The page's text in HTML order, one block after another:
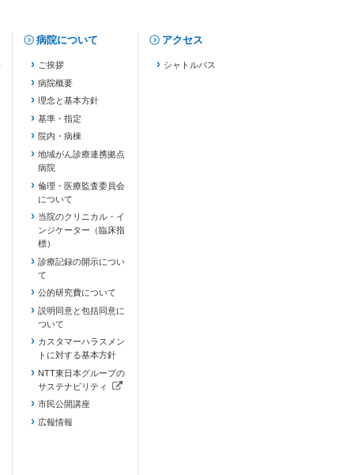
病院について
ご挨拶
病院概要
理念と基本方針
基準・指定
院内・病棟
地域がん診療連携拠点
病院
倫理・医療監査委員会
について
当院のクリニカル・イ
ンジケーター（臨床指
標）
診療記録の開示につい
て
公的研究費について
説明同意と包括同意に
ついて
カスタマーハラスメン
トに対する基本方針
NTT東日本グループの
サステナビリティ
（新しいタブで開きます）
市民公開講座
広報情報
アクセス
シャトルバス